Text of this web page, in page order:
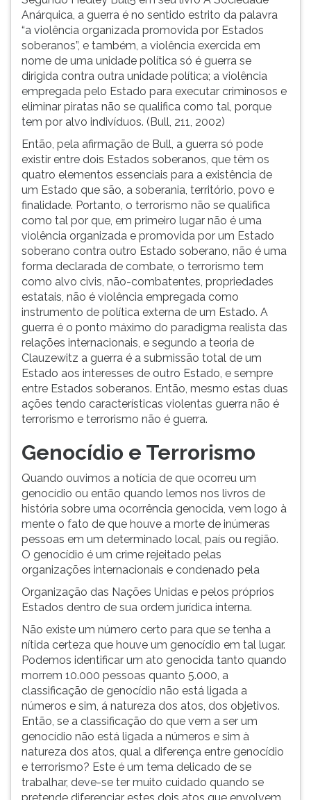
Anárquica, a guerra é no sentido estrito da palavra
“a violência organizada promovida por Estados
soberanos”, e também, a violência exercida em
nome de uma unidade política só é guerra se
dirigida contra outra unidade política; a violência
empregada pelo Estado para executar criminosos e
eliminar piratas não se qualifica como tal, porque
tem por alvo indivíduos. (Bull, 211, 2002)
Então, pela afirmação de Bull, a guerra só pode
existir entre dois Estados soberanos, que têm os
quatro elementos essenciais para a existência de
um Estado que são, a soberania, território, povo e
finalidade. Portanto, o terrorismo não se qualifica
como tal por que, em primeiro lugar não é uma
violência organizada e promovida por um Estado
soberano contra outro Estado soberano, não é uma
forma declarada de combate, o terrorismo tem
como alvo civis, não-combatentes, propriedades
estatais, não é violência empregada como
instrumento de política externa de um Estado. A
guerra é o ponto máximo do paradigma realista das
relações internacionais, e segundo a teoria de
Clauzewitz a guerra é a submissão total de um
Estado aos interesses de outro Estado, e sempre
entre Estados soberanos. Então, mesmo estas duas
ações tendo características violentas guerra não é
terrorismo e terrorismo não é guerra.
Genocídio e Terrorismo
Quando ouvimos a notícia de que ocorreu um
genocídio ou então quando lemos nos livros de
história sobre uma ocorrência genocida, vem logo à
mente o fato de que houve a morte de inúmeras
pessoas em um determinado local, país ou região.
O genocídio é um crime rejeitado pelas
organizações internacionais e condenado pela
Organização das Nações Unidas e pelos próprios
Estados dentro de sua ordem jurídica interna.
Não existe um número certo para que se tenha a
nítida certeza que houve um genocídio em tal lugar.
Podemos identificar um ato genocida tanto quando
morrem 10.000 pessoas quanto 5.000, a
classificação de genocídio não está ligada a
números e sim, á natureza dos atos, dos objetivos.
Então, se a classificação do que vem a ser um
genocídio não está ligada a números e sim à
natureza dos atos, qual a diferença entre genocídio
e terrorismo? Este é um tema delicado de se
trabalhar, deve-se ter muito cuidado quando se